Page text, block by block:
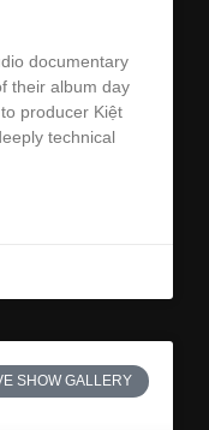
documentary
their album day
producer Kiệt
technical
SHOW GALLERY